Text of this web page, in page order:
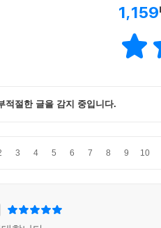
1,159
적절한 글을 감지 중입니다.
3 4 5 6 7 8 9 10